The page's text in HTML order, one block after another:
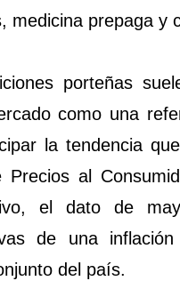
medicina prepaga y
porteñas
como una
la tendencia
Precios al
el dato de
de una
del país.